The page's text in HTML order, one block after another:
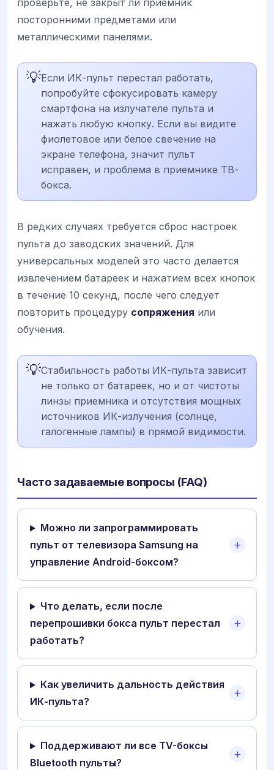
проверьте, не закрыт ли приемник
посторонними предметами или
металлическими панелями.
💡Если ИК-пульт перестал работать,
попробуйте сфокусировать камеру
смартфона на излучателе пульта и
нажать любую кнопку. Если вы видите
фиолетовое или белое свечение на
экране телефона, значит пульт
исправен, и проблема в приемнике ТВ-
бокса.
В редких случаях требуется сброс настроек
пульта до заводских значений. Для
универсальных моделей это часто делается
извлечением батареек и нажатием всех кнопок
в течение 10 секунд, после чего следует
повторить процедуру сопряжения или
обучения.
💡Стабильность работы ИК-пульта зависит
не только от батареек, но и от чистоты
линзы приемника и отсутствия мощных
источников ИК-излучения (солнце,
галогенные лампы) в прямой видимости.
Часто задаваемые вопросы (FAQ)
Можно ли запрограммировать
пульт от телевизора Samsung на
управление Android-боксом?
Что делать, если после
перепрошивки бокса пульт перестал
работать?
Как увеличить дальность действия
ИК-пульта?
Поддерживают ли все TV-боксы
Bluetooth пульты?